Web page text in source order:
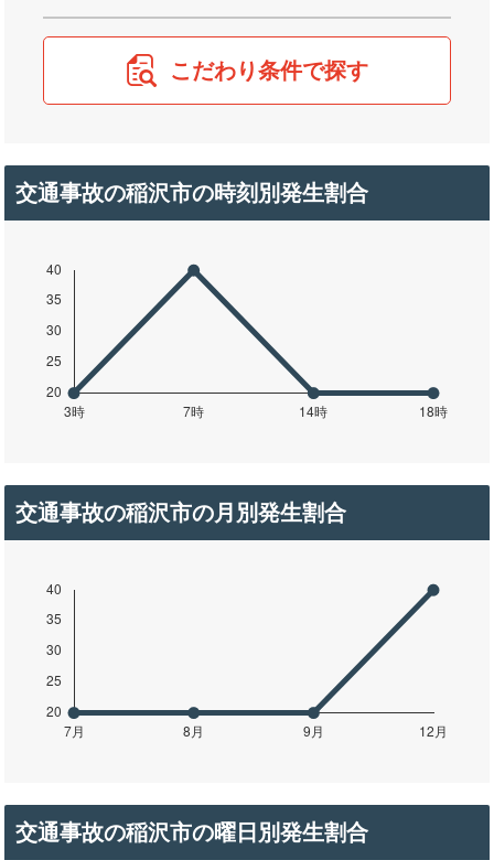
こだわり条件で探す
交通事故の稲沢市の時刻別発生割合
交通事故の稲沢市の月別発生割合
交通事故の稲沢市の曜日別発生割合